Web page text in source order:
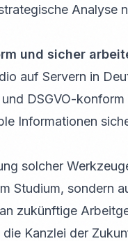
Analyse
und sicher
auf Servern in
DSGVO-konform
Informationen
solcher
Studium, sondern
zukünftige
Kanzlei der